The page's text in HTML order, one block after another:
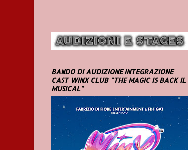
BANDO DI AUDIZIONE INTEGRAZIONE
CAST WINX CLUB "THE MAGIC IS BACK IL
MUSICAL"